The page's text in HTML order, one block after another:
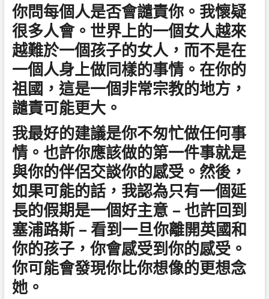
你問每個人是否會譴責你。我懷疑
很多人會。世界上的一個女人越來
越難於一個孩子的女人，而不是在
一個人身上做同樣的事情。在你的
祖國，這是一個非常宗教的地方，
譴責可能更大。
我最好的建議是你不匆忙做任何事
情。也許你應該做的第一件事就是
與你的伴侶交談你的感受。然後，
如果可能的話，我認為只有一個延
長的假期是一個好主意 – 也許回到
塞浦路斯 – 看到一旦你離開英國和
你的孩子，你會感受到你的感受。
你可能會發現你比你想像的更想念
她。